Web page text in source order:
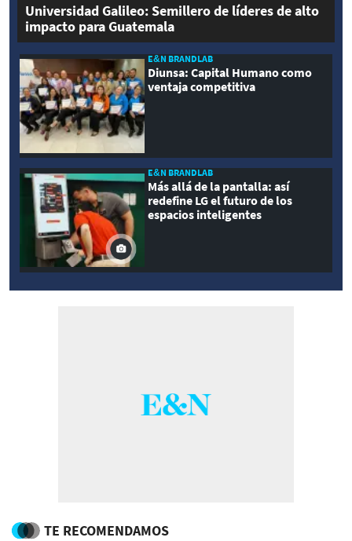
Universidad Galileo: Semillero de líderes de alto
impacto para Guatemala
E&N BRANDLAB
Diunsa: Capital Humano como
ventaja competitiva
E&N BRANDLAB
Más allá de la pantalla: así
redefine LG el futuro de los
espacios inteligentes
TE RECOMENDAMOS